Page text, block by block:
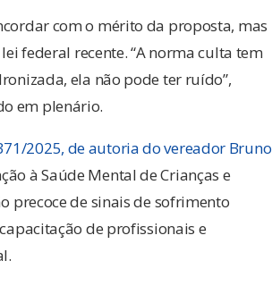
com o mérito da proposta, mas
federal recente. “A norma culta tem
ela não pode ter ruído”,
em plenário.
2025, de autoria do vereador Bruno
à Saúde Mental de Crianças e
precoce de sinais de sofrimento
de profissionais e